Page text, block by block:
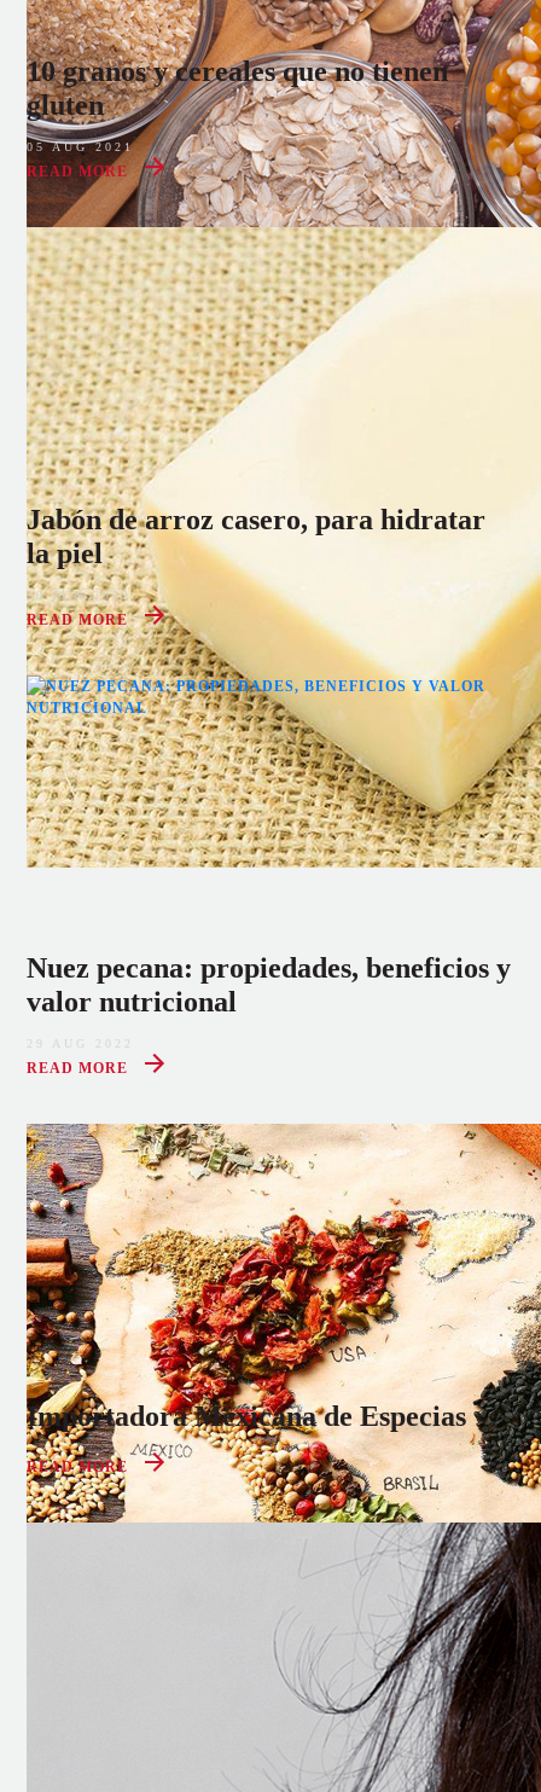
10 granos y cereales que no tienen
gluten
05 AUG 2021
READ MORE
Jabón de arroz casero, para hidratar
la piel
20 JUN 2022
READ MORE
Nuez pecana: propiedades, beneficios y
valor nutricional
29 AUG 2022
READ MORE
Importadora Mexicana de Especias
READ MORE